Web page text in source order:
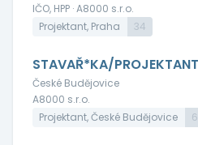
IČO, HPP · A8000 s.r.o.
Projektant, Praha
34
STAVAŘ*KA/
České Budějovice
A8000 s.r.o.
Projektant, České Budějovice
6